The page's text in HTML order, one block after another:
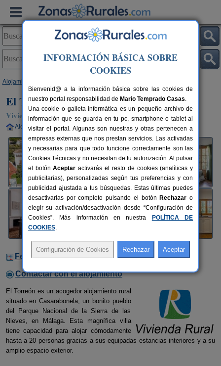
Alojamientos
El Torreón
Vivienda turística en Casarabonela (Málaga)
Alquiler completo 6-20 plazas 43 km de Málaga
Fechas Libres
Contactar con el alojamiento
El Torreón es un acogedor alojamiento rural
situado en Casarabonela, un bonito pueblo
del Parque Nacional de la Sierra de las
Nieves, en Málaga. Esta magnífica villa
tiene capacidad para alojar cómodamente
hasta a 20 personas gracias a sus equipadas estancias interiores y a su
amplio espacio exterior.
INFORMACIÓN BÁSICA SOBRE
COOKIES
Bienvenid@ a la información básica sobre las cookies de
nuestro portal responsabilidad de Mario Temprado Casas.
Una cookie o galleta informática es un pequeño archivo de
información que se guarda en tu pc, smartphone o tablet al
visitar el portal. Algunas son nuestras y otras pertenecen a
empresas externas que nos prestan servicios. Las activadas
y necesarias para que todo funcione correctamente son las
Cookies Técnicas y no necesitan de tu autorización. Al pulsar
el botónAceptar activarás el resto de cookies (analíticas y
publicitarias), personalizadas según tus preferencias y con
publicidad ajustada a tus búsquedas. Estas últimas puedes
desactivarlas por completo pulsando el botón Rechazar o
elegir su activación/desactivación desde “Configuración de
Cookies”. Más información en nuestra
POLÍTICA DE
COOKIES.